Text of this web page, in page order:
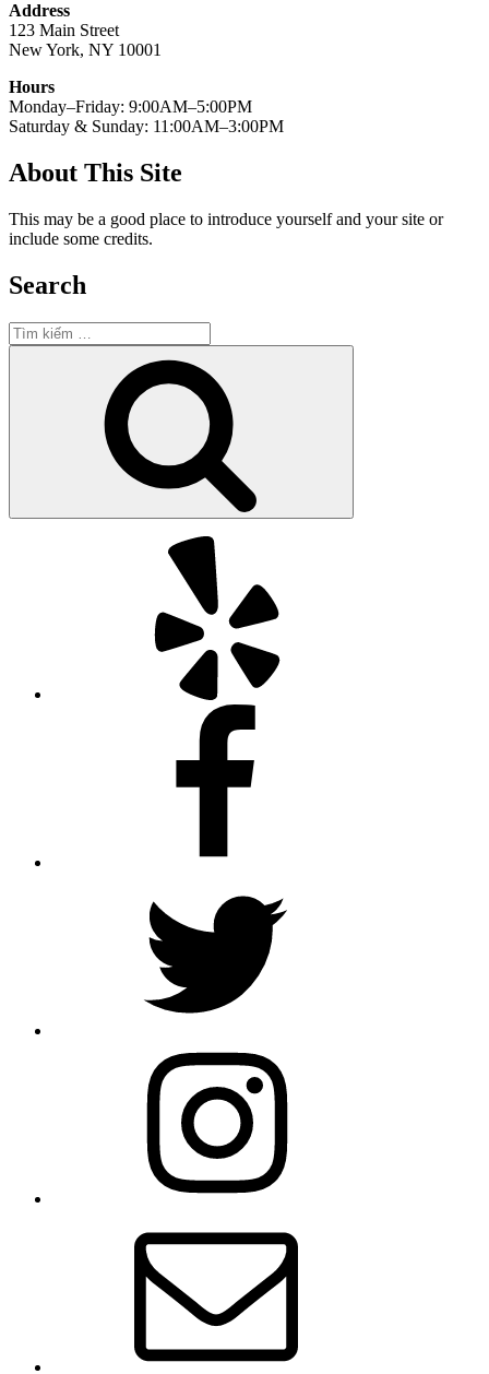
Address
123 Main Street
New York, NY 10001
Hours
Monday–Friday: 9:00AM–5:00PM
Saturday & Sunday: 11:00AM–3:00PM
About This Site
This may be a good place to introduce yourself and your site or
include some credits.
Search
Tìm
kiếm: